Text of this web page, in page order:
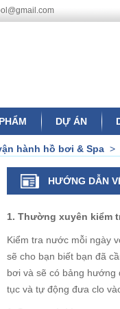
DỰ ÁN
hành hồ bơi & Spa >
HƯỚNG DẪN
1. Thường xuyên kiểm
Kiểm tra nước mỗi ngày
sẽ cho bạn biết bạn đã
bơi và sẽ có bảng hướng
tục và tự động đưa clo